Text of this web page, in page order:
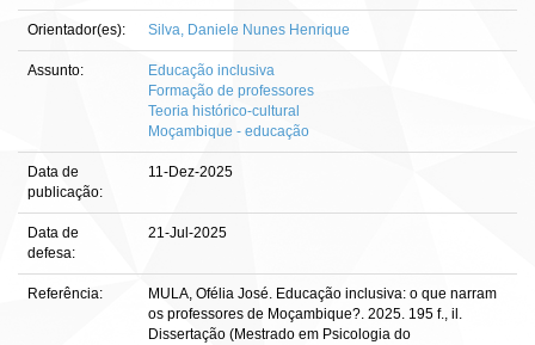
Orientador(es): Silva, Daniele Nunes Henrique
Assunto:
Educação inclusiva
Formação de professores
Teoria histórico-cultural
Moçambique - educação
Data de
publicação:
11-Dez-2025
Data de
defesa:
21-Jul-2025
Referência:
MULA, Ofélia José. Educação inclusiva: o que narram
os professores de Moçambique?. 2025. 195 f., il.
Dissertação (Mestrado em Psicologia do